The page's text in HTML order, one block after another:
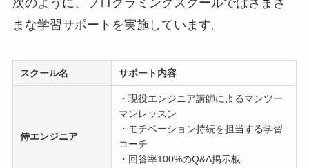
まな学習サポートを実施しています。
スクール名 サポート内容
侍エンジニア
・現役エンジニア講師によるマンツー
マンレッスン
・モチベーション持続を担当する学習
コーチ
・回答率100%のQ&A掲示板